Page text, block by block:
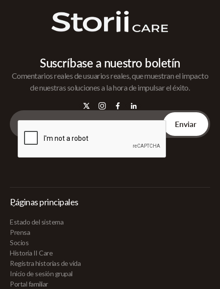
Suscríbase a nuestro boletín
Comentarios reales de usuarios reales, que muestran el impacto
de nuestras soluciones a la hora de impulsar el éxito.
Páginas principales
Estado del sistema
Prensa
Socios
Historia II Care
Registra historias de vida
Inicio de sesión grupal
Portal familiar